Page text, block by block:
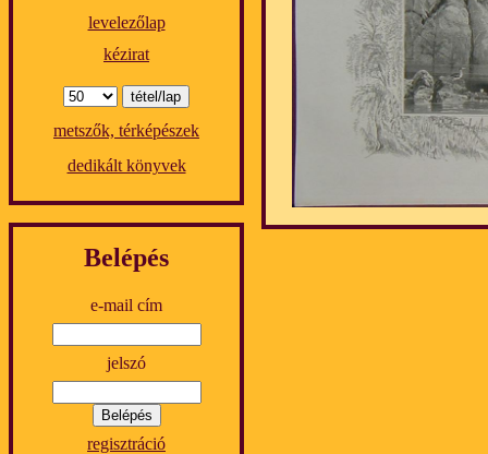
levelezőlap
kézirat
metszők, térképészek
dedikált könyvek
Belépés
e-mail cím
jelszó
regisztráció